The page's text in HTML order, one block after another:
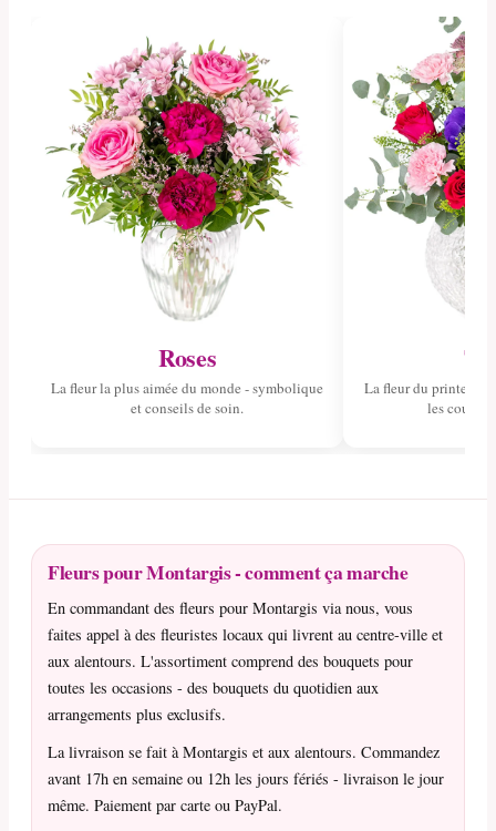
Roses
La fleur la plus aimée du monde - symbolique
et conseils de soin.
La fleur du
les
Fleurs pour Montargis - comment ça marche
En commandant des fleurs pour Montargis via nous, vous
faites appel à des fleuristes locaux qui livrent au centre-ville et
aux alentours. L'assortiment comprend des bouquets pour
toutes les occasions - des bouquets du quotidien aux
arrangements plus exclusifs.
La livraison se fait à Montargis et aux alentours. Commandez
avant 17h en semaine ou 12h les jours fériés - livraison le jour
même. Paiement par carte ou PayPal.